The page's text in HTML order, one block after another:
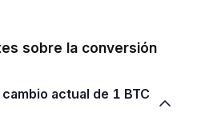
sobre la conversión